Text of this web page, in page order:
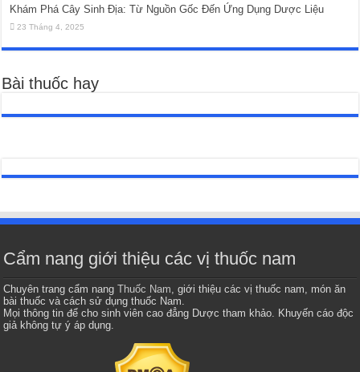
Khám Phá Cây Sinh Địa: Từ Nguồn Gốc Đến Ứng Dụng Dược Liệu
23 Tháng 4, 2025
Bài thuốc hay
Cẩm nang giới thiệu các vị thuốc nam
Chuyên trang cẩm nangThuốc Nam, giới thiệu các vị thuốc nam, món ăn
bài thuốc và cách sử dụng thuốc Nam.
Mọi thông tin để cho sinh viên cao đẳng Dược tham khảo. Khuyến cáo độc
giả không tự ý áp dụng.